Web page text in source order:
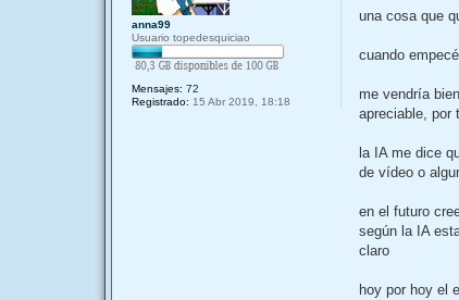
anna99
Usuario topedesquiciao
Mensajes: 72
Registrado: 15 Abr 2019, 18:18
j
una cosa que
cuando
me vendría
apreciable, por
la IA me dice
de vídeo o
en el futuro
según la IA
claro
hoy por hoy el